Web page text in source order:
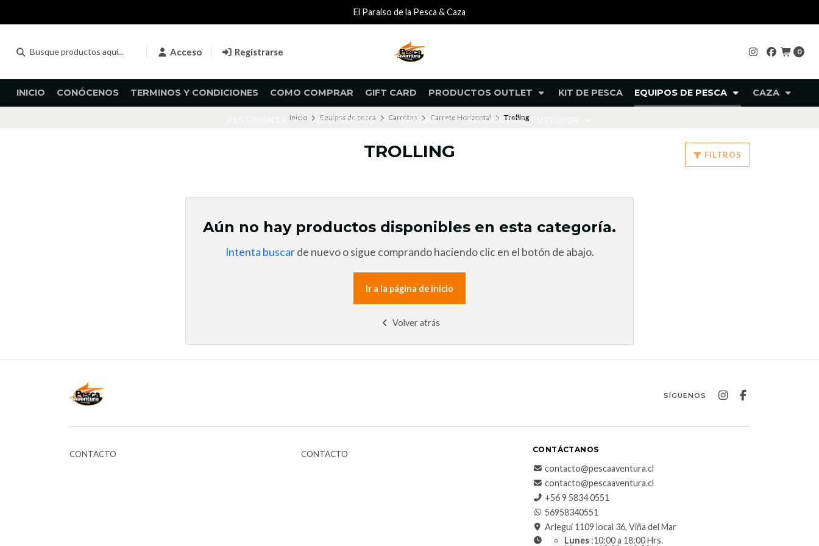
Acceso Registrarse 0
INICIO CONÓCENOS TERMINOS Y CONDICIONES COMO COMPRAR GIFT CARD PRODUCTOS OUTLET KIT DE PESCA EQUIPOS DE PESCA CAZA
ACCESORIOS KAYAKS PRODUCTOS OUTDOOR
El Paraiso de la Pesca & Caza
Inicio Equipos de pesca Carretes Carrete Horizontal Trolling
TROLLING FILTROS
Aún no hay productos disponibles en esta categoría.
Intenta buscarde nuevo o sigue comprando haciendo clic en el botón de abajo.
Ir a la página de inicio
Volver atrás
SÍGUENOS
CONTACTO CONTACTO CONTÁCTANOS
contacto@pescaaventura.cl
contacto@pescaaventura.cl
+56 9 5834 0551
56958340551
Arlegui 1109 local 36, Viña del Mar
Lunes :10:00 a 18:00 Hrs.